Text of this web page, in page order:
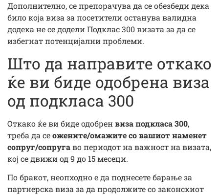
Дополнително, се препорачува да се обезбеди дека
било која виза за посетители останува валидна
додека не се додели Подклас 300 визата за да се
избегнат потенцијални проблеми.
Што да направите откако
ќе ви биде одобрена виза
од подкласа 300
Откако ќе ви биде одобрен виза подкласа 300,
треба да сеожените/омажите со вашиот наменет
сопруг/сопругаво периодот на важност на визата,
кој се движи од 9 до 15 месеци.
По бракот, неопходно е да поднесете барање за
партнерска виза за да продолжите со законскиот